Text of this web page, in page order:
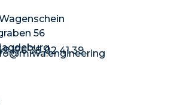
56
176 38 02 41 39